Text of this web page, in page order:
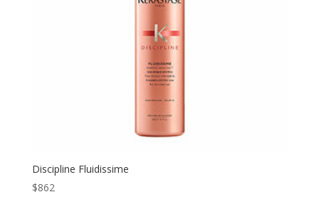
Discipline Fluidissime
$862